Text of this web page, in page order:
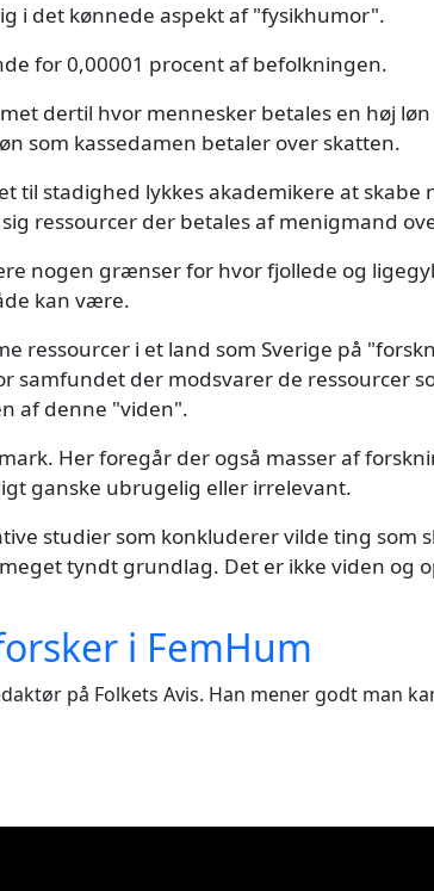
i det kønnede aspekt af "fysikhumor".
for 0,00001 procent af befolkningen.
dertil hvor mennesker betales en høj løn
som kassedamen betaler over skatten.
til stadighed lykkes akademikere at skabe
ressourcer der betales af menigmand
nogen grænser for hvor fjollede og
kan være.
ressourcer i et land som Sverige på
samfundet der modsvarer de ressourcer
af denne "viden".
Her foregår der også masser af
ganske ubrugelig eller irrelevant.
studier som konkluderer vilde ting som
tyndt grundlag. Det er ikke viden og
i FemHum
på Folkets Avis. Han mener godt man